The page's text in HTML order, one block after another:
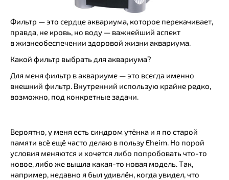
Фильтр — это сердце аквариума, которое перекачивает,
правда, не кровь, но воду — важнейший аспект
в жизнеобеспечении здоровой жизни аквариума.
Какой фильтр выбрать для аквариума?
Для меня фильтр в аквариуме — это всегда именно
внешний фильтр. Внутренний использую крайне редко,
возможно, под конкретные задачи.
Вероятно, у меня есть синдром утёнка и я по старой
памяти всё ещё часто делаю в пользу Eheim. Но порой
условия меняются и хочется либо попробовать что-то
новое, либо же вышла какая-то новая модель. Так,
например, недавно я был удивлён, когда увидел, что